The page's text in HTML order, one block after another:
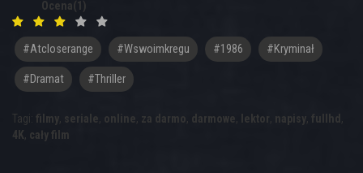
Ocena(1)
#atcloserange #wswoimkregu #1986 #Kryminał
#Dramat #Thriller
Tagi: filmy, seriale, online, za darmo, darmowe, lektor, napisy, fullhd ,
4K, cały film